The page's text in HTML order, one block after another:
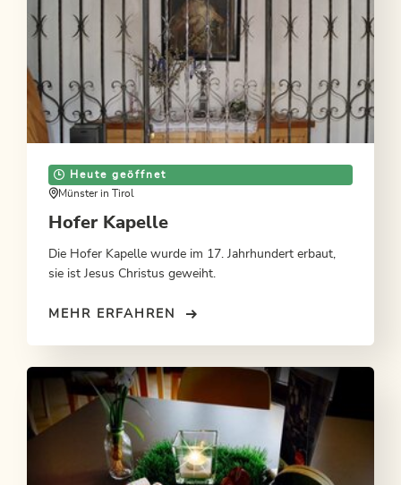
Heute geöffnet
Münster in Tirol
Hofer Kapelle
Die Hofer Kapelle wurde im 17. Jahrhundert erbaut,
sie ist Jesus Christus geweiht.
MEHR ERFAHREN